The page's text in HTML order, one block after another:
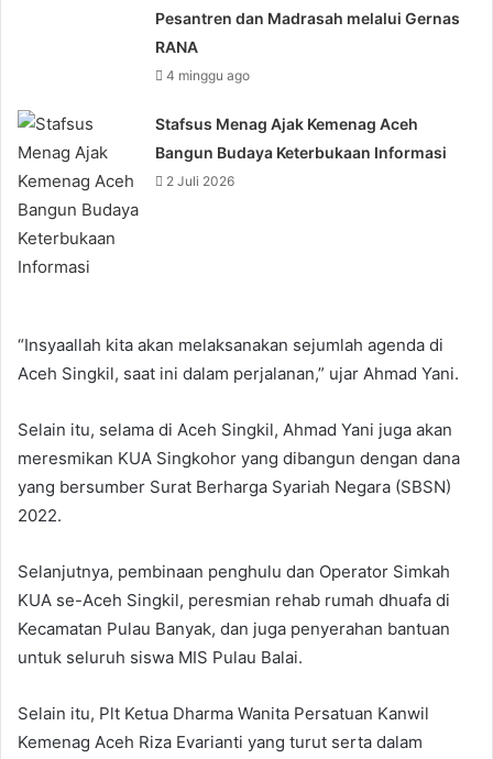
Pesantren dan Madrasah melalui Gernas
RANA
4 minggu ago
Stafsus Menag Ajak Kemenag Aceh
Bangun Budaya Keterbukaan Informasi
2 Juli 2026
“Insyaallah kita akan melaksanakan sejumlah agenda di
Aceh Singkil, saat ini dalam perjalanan,” ujar Ahmad Yani.
Selain itu, selama di Aceh Singkil, Ahmad Yani juga akan
meresmikan KUA Singkohor yang dibangun dengan dana
yang bersumber Surat Berharga Syariah Negara (SBSN)
2022.
Selanjutnya, pembinaan penghulu dan Operator Simkah
KUA se-Aceh Singkil, peresmian rehab rumah dhuafa di
Kecamatan Pulau Banyak, dan juga penyerahan bantuan
untuk seluruh siswa MIS Pulau Balai.
Selain itu, Plt Ketua Dharma Wanita Persatuan Kanwil
Kemenag Aceh Riza Evarianti yang turut serta dalam